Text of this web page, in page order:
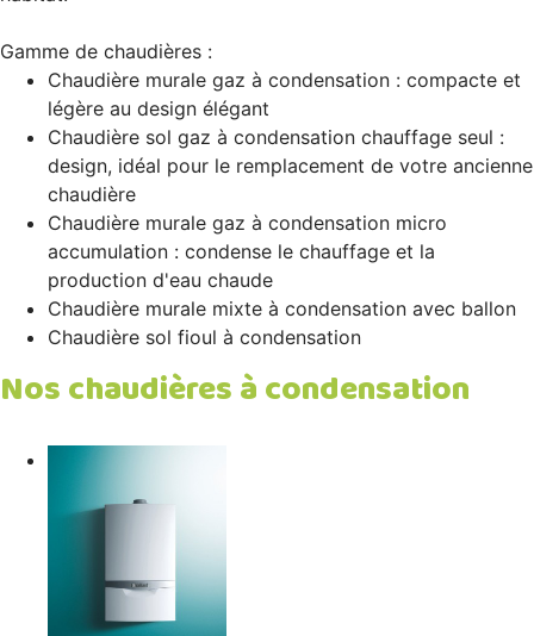
Gamme de chaudières :
Chaudière murale gaz à condensation : compacte et
légère au design élégant
Chaudière sol gaz à condensation chauffage seul :
design, idéal pour le remplacement de votre ancienne
chaudière
Chaudière murale gaz à condensation micro
accumulation : condense le chauffage et la
production d'eau chaude
Chaudière murale mixte à condensation avec ballon
Chaudière sol fioul à condensation
Nos chaudières à condensation